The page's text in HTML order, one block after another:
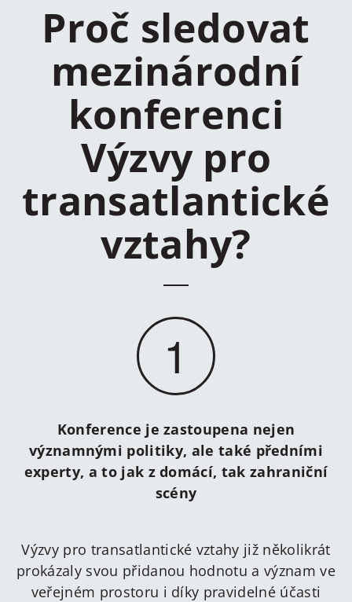
Proč sledovat
mezinárodní
konferenci
Výzvy pro
transatlantické
vztahy?
1
Konference je zastoupena nejen
významnými politiky, ale také předními
experty, a to jak z domácí, tak zahraniční
scény
Výzvy pro transatlantické vztahy již několikrát
prokázaly svou přidanou hodnotu a význam ve
veřejném prostoru i díky pravidelné účasti